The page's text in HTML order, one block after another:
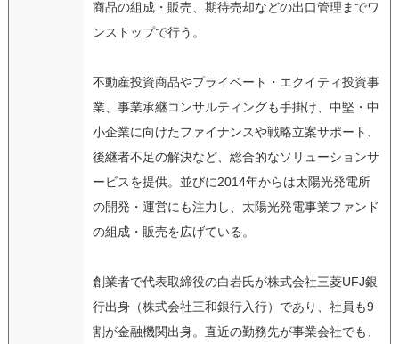
商品の組成・販売、期待売却などの出口管理までワ
ンストップで行う。
不動産投資商品やプライベート・エクイティ投資事
業、事業承継コンサルティングも手掛け、中堅・中
小企業に向けたファイナンスや戦略立案サポート、
後継者不足の解決など、総合的なソリューションサ
ービスを提供。並びに2014年からは太陽光発電所
の開発・運営にも注力し、太陽光発電事業ファンド
の組成・販売を広げている。
創業者で代表取締役の白岩氏が株式会社三菱UFJ銀
行出身（株式会社三和銀行入行）であり、社員も9
割が金融機関出身。直近の勤務先が事業会社でも、